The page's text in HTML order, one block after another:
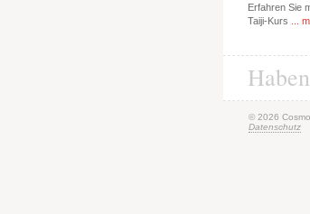
Erfahren Sie
Taiji-Kurs
...
© 2026
Datenschutz